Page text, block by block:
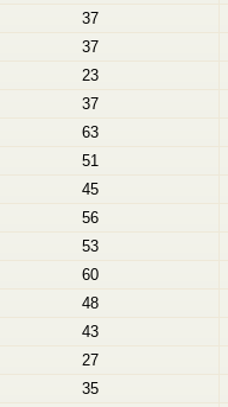
37
37
23
37
63
51
45
56
53
60
48
43
27
35